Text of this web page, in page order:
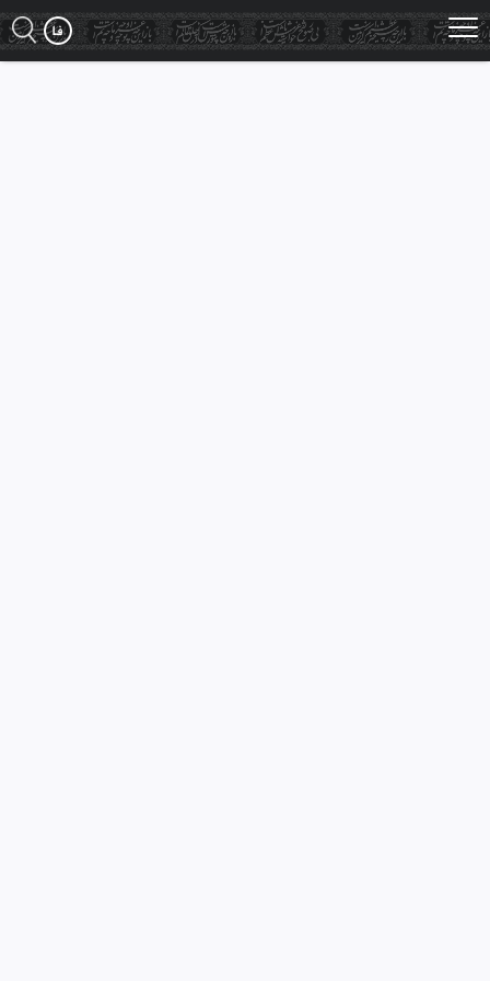
Skip
to
main